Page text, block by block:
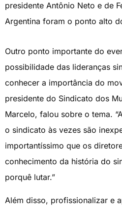
presidente Antônio Neto e de
Argentina foram o ponto alto
Outro ponto importante do
possibilidade das lideranças
conhecer a importância do
presidente do Sindicato dos
Marcelo, falou sobre o tema.
o sindicato às vezes são
importantíssimo que os
conhecimento da história do
porquê lutar.”
Além disso, profissionalizar e